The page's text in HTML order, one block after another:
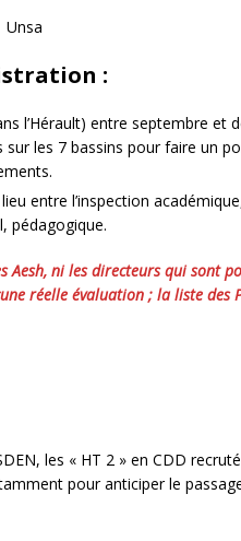
Unsa
:
l’Hérault) entre septembre et
les 7 bassins pour faire un
entre l’inspection
pédagogique.
Aesh, ni les directeurs qui sont
réelle évaluation ; la liste
les « HT 2 » en CDD
pour anticiper le